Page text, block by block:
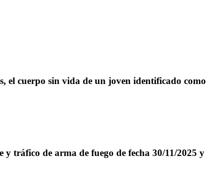
el cuerpo sin vida de un joven identificado como
tráfico de arma de fuego de fecha 30/11/2025 y